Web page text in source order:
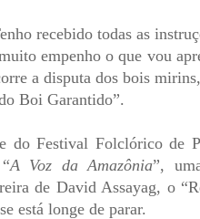
recebido todas as
empenho o que vou
a disputa dos bois
Boi Garantido”.
do Festival Folclórico de
A Voz da Amazônia”,
de David Assayag, o
está longe de parar.